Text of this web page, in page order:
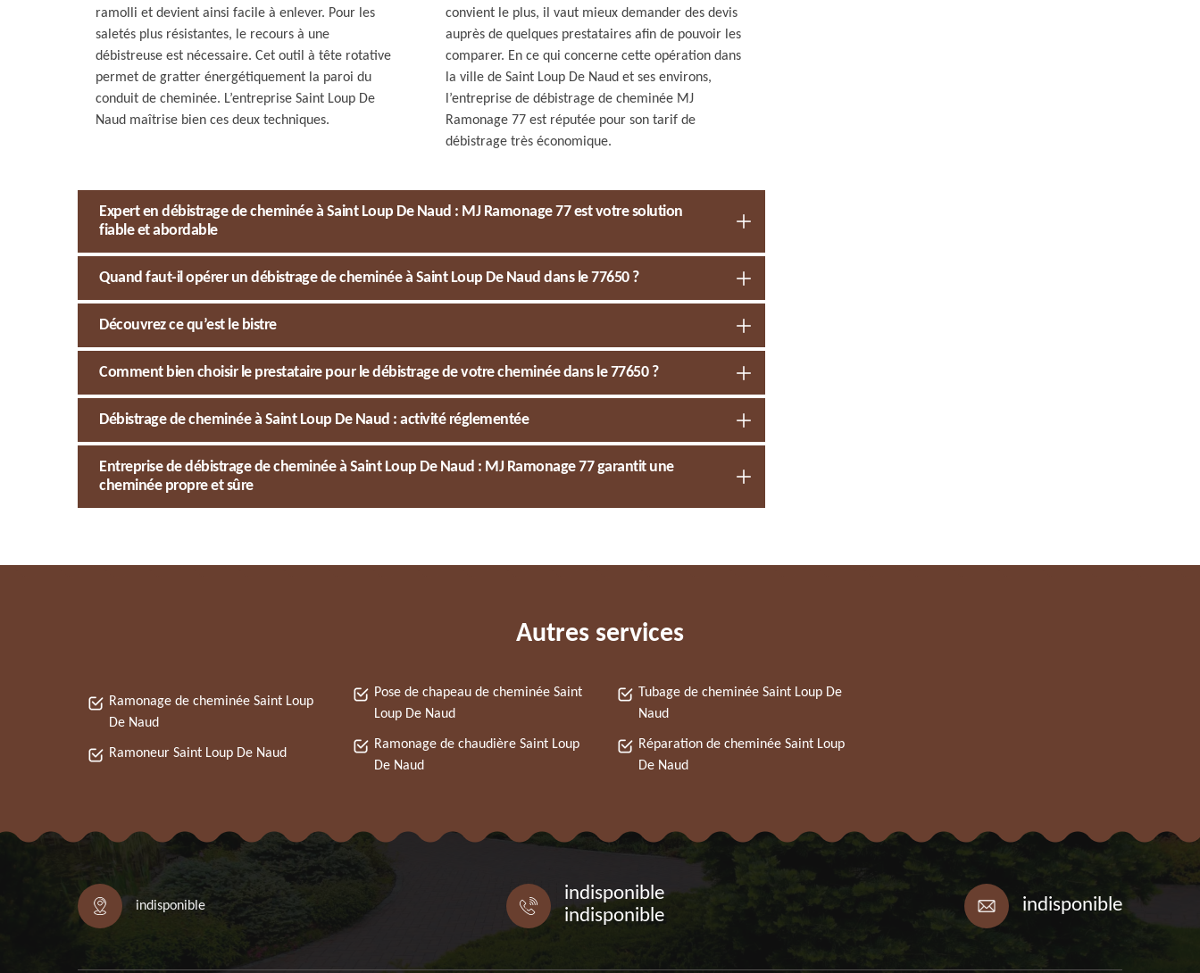
ramolli et devient ainsi facile à enlever. Pour les
saletés plus résistantes, le recours à une
débistreuse est nécessaire. Cet outil à tête rotative
permet de gratter énergétiquement la paroi du
conduit de cheminée. L’entreprise Saint Loup De
Naud maîtrise bien ces deux techniques.
convient le plus, il vaut mieux demander des devis
auprès de quelques prestataires afin de pouvoir les
comparer. En ce qui concerne cette opération dans
la ville de Saint Loup De Naud et ses environs,
l’entreprise de débistrage de cheminée MJ
Ramonage 77 est réputée pour son tarif de
débistrage très économique.
Expert en débistrage de cheminée à Saint Loup De Naud : MJ Ramonage 77 est votre solution
fiable et abordable
Quand faut-il opérer un débistrage de cheminée à Saint Loup De Naud dans le 77650 ?
Découvrez ce qu’est le bistre
Comment bien choisir le prestataire pour le débistrage de votre cheminée dans le 77650 ?
Débistrage de cheminée à Saint Loup De Naud : activité réglementée
Entreprise de débistrage de cheminée à Saint Loup De Naud : MJ Ramonage 77 garantit une
cheminée propre et sûre
Autres services
Ramonage de cheminée Saint Loup
De Naud
Ramoneur Saint Loup De Naud
Pose de chapeau de cheminée Saint
Loup De Naud
Ramonage de chaudière Saint Loup
De Naud
Tubage de cheminée Saint Loup De
Naud
Réparation de cheminée Saint Loup
De Naud
indisponible
indisponible
indisponible
indisponible